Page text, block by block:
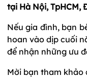
tại Hà Nội, TpHCM,
Nếu gia đình, bạn
hoan vào dịp cuối
để nhận những ưu
Mời bạn tham khảo